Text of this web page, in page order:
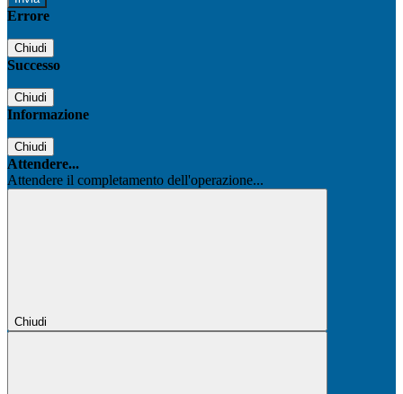
Errore
Chiudi
Successo
Chiudi
Informazione
Chiudi
Attendere...
Attendere il completamento dell'operazione...
Chiudi